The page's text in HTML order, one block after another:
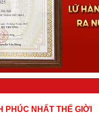
PHÚC NHẤT THẾ GIỜI